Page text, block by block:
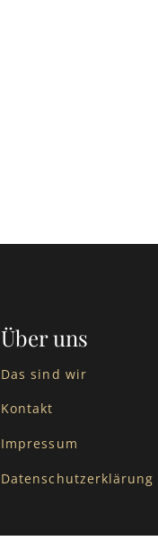
Über uns
Das sind wir
Kontakt
Impressum
Datenschutzerklärung